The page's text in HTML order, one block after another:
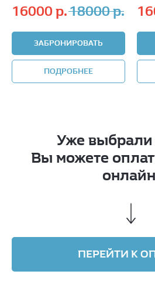
16000 р.18000р.
ЗАБРОНИРОВАТЬ
ПОДРОБНЕЕ
Уже выбрали
Вы можете
ПЕРЕЙТИ К